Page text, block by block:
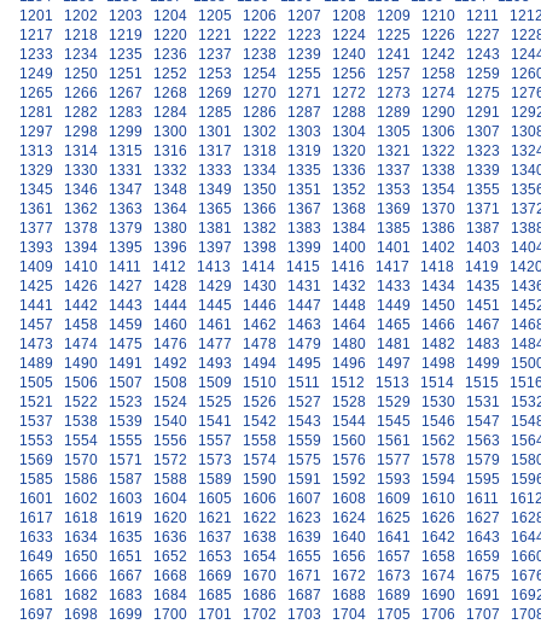
1201
1202 1203 1204 1205 1206 1207 1208 1209 1210 1211
1217
1218 1219 1220 1221 1222 1223 1224 1225 1226 1227
1233
1234 1235 1236 1237 1238 1239 1240 1241 1242 1243
1249
1250 1251 1252 1253 1254 1255 1256 1257 1258 1259
1265
1266 1267 1268 1269 1270 1271 1272 1273 1274 1275
1281
1282 1283 1284 1285 1286 1287 1288 1289 1290 1291
1297
1298 1299 1300 1301 1302 1303 1304 1305 1306 1307
1313
1314 1315 1316 1317 1318 1319 1320 1321 1322 1323
1329
1330 1331 1332 1333 1334 1335 1336 1337 1338 1339
1345
1346 1347 1348 1349 1350 1351 1352 1353 1354 1355
1361
1362 1363 1364 1365 1366 1367 1368 1369 1370 1371
1377
1378 1379 1380 1381 1382 1383 1384 1385 1386 1387
1393
1394 1395 1396 1397 1398 1399 1400 1401 1402 1403
1409
1410 1411 1412 1413 1414 1415 1416 1417 1418 1419
1425
1426 1427 1428 1429 1430 1431 1432 1433 1434 1435
1441
1442 1443 1444 1445 1446 1447 1448 1449 1450 1451
1457
1458 1459 1460 1461 1462 1463 1464 1465 1466 1467
1473
1474 1475 1476 1477 1478 1479 1480 1481 1482 1483
1489
1490 1491 1492 1493 1494 1495 1496 1497 1498 1499
1505
1506 1507 1508 1509 1510 1511 1512 1513 1514 1515
1521
1522 1523 1524 1525 1526 1527 1528 1529 1530 1531
1537
1538 1539 1540 1541 1542 1543 1544 1545 1546 1547
1553
1554 1555 1556 1557 1558 1559 1560 1561 1562 1563
1569
1570 1571 1572 1573 1574 1575 1576 1577 1578 1579
1585
1586 1587 1588 1589 1590 1591 1592 1593 1594 1595
1601
1602 1603 1604 1605 1606 1607 1608 1609 1610 1611
1617
1618 1619 1620 1621 1622 1623 1624 1625 1626 1627
1633
1634 1635 1636 1637 1638 1639 1640 1641 1642 1643
1649
1650 1651 1652 1653 1654 1655 1656 1657 1658 1659
1665
1666 1667 1668 1669 1670 1671 1672 1673 1674 1675
1681
1682 1683 1684 1685 1686 1687 1688 1689 1690 1691
1697
1698 1699 1700 1701 1702 1703 1704 1705 1706 1707